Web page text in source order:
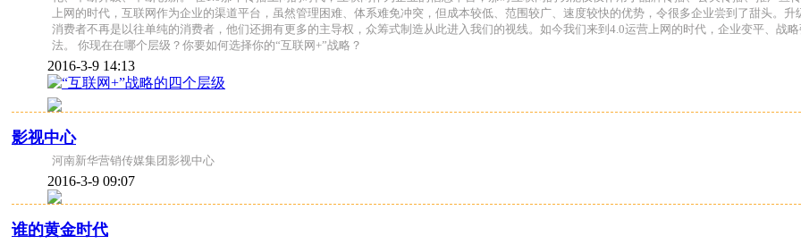
上网的时代，互联网作为企业的渠道平台，虽然管理困难、体系难免冲突，但成本较低、范围较广、速度较快的优势，令很多企业尝到了甜头。
消费者不再是以往单纯的消费者，他们还拥有更多的主导权，众筹式制造从此进入我们的视线。如今我们来到4.0运营上网的时代，企业变平、战
法。 你现在在哪个层级？你要如何选择你的“互联网+”战略？
2016-3-9 14:13
影视中心
河南新华营销传媒集团影视中心
2016-3-9 09:07
谁的黄金时代